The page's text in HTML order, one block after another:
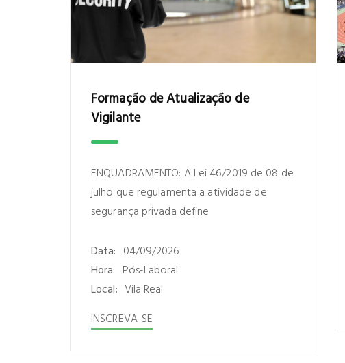
Formação de Atualização de
Vigilante
ENQUADRAMENTO: A Lei 46/2019 de 08 de
julho que regulamenta a atividade de
segurança privada define
Data: 04/09/2026
Hora: Pós-Laboral
Local: Vila Real
INSCREVA-SE